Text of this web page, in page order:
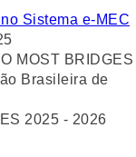
Sistema e-MEC